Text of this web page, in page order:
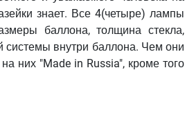
знает. Все 4(четыре) лампы
баллона, толщина стекла,
системы внутри баллона. Чем они
них "Made in Russia", кроме того